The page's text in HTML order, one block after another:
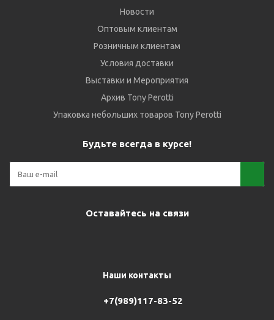
Новости
Оптовым клиентам
Розничным клиентам
Условия доставки
Выставки и Мероприятия
Архив Tony Perotti
Упаковка небольших товаров Tony Perotti
Будьте всегда в курсе!
Оставайтесь на связи
Наши контакты
+7(989)117-83-52